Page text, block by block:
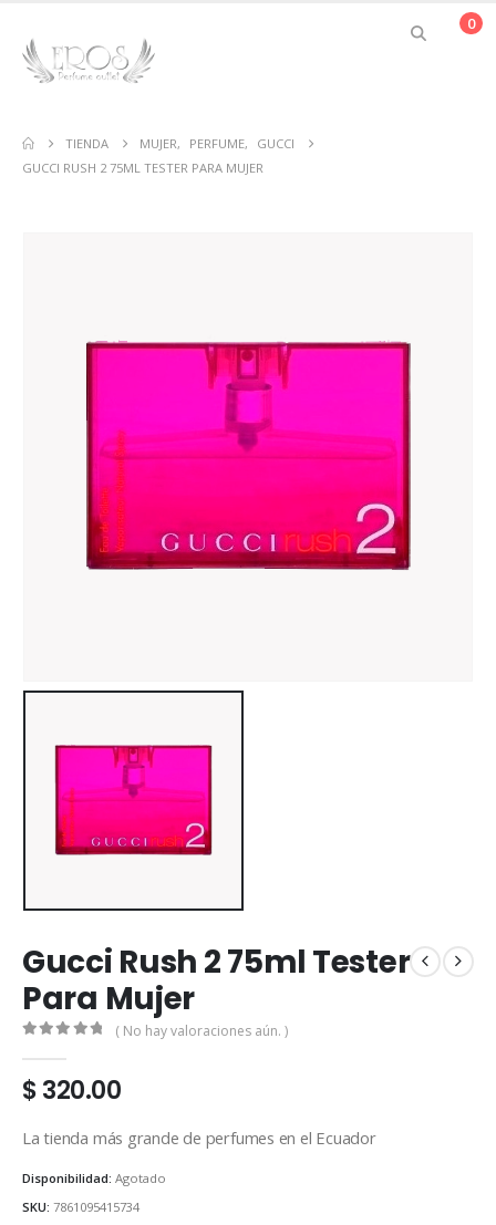
0
TIENDA MUJER, PERFUME,
GUCCI
GUCCI RUSH 2 75ML TESTER PARA MUJER
Gucci Rush 2 75ml Tester
Para Mujer
( No hay valoraciones aún. )
$320.00
La tienda más grande de perfumes en el Ecuador
Disponibilidad: Agotado
SKU: 7861095415734